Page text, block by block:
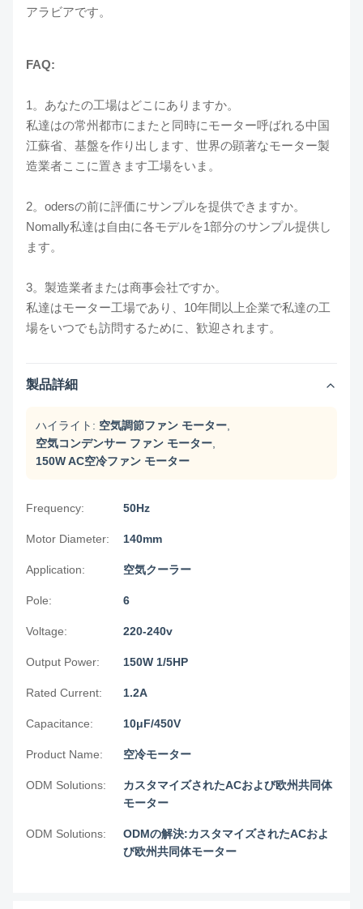
アラビアです。
FAQ:
1。あなたの工場はどこにありますか。
私達はの常州都市にまたと同時にモーター呼ばれる中国
江蘇省、基盤を作り出します、世界の顕著なモーター製
造業者ここに置きます工場をいま。
2。odersの前に評価にサンプルを提供できますか。
Nomally私達は自由に各モデルを1部分のサンプル提供し
ます。
3。製造業者または商事会社ですか。
私達はモーター工場であり、10年間以上企業で私達の工
場をいつでも訪問するために、歓迎されます。
製品詳細
ハイライト: 空気調節ファン モーター,
空気コンデンサー ファン モーター,
150W AC空冷ファン モーター
Frequency: 50Hz
Motor Diameter: 140mm
Application: 空気クーラー
Pole: 6
Voltage: 220-240v
Output Power: 150W 1/5HP
Rated Current: 1.2A
Capacitance: 10μF/450V
Product Name: 空冷モーター
ODM Solutions:
カスタマイズされたACおよび欧州共同体
モーター
ODM Solutions:
ODMの解決:カスタマイズされたACおよ
び欧州共同体モーター